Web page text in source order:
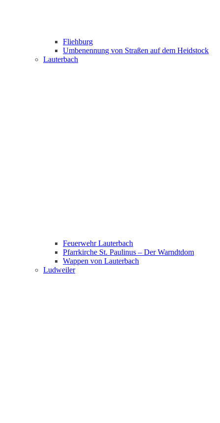
Fliehburg
Umbenennung von Straßen auf dem Heidstock
Lauterbach
Feuerwehr Lauterbach
Pfarrkirche St. Paulinus – Der Warndtdom
Wappen von Lauterbach
Ludweiler